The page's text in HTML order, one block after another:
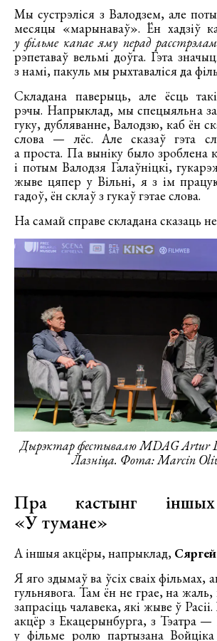
Мы сустрэліся з Валодзем, але
месяцы «марынаваў». Ён хадзіў
у фільме капае яму перад
рэпетаваў вельмі доўга. Гэта
з намі, пакуль мы рыхтаваліся да
Складана паверыць, але ёсць
рэчы. Напрыклад, мы спецыяльна
гуку, дубляванне, Валодзю, каб ён
слова — лёс. Але сказаў гэта
а проста. Па выніку было зроблена
і потым Валодзя Галаўніцкі,
жыве цяпер у Вільні, я з ім
гадоў, ён склаў з гукаў гэтае слова.
На самай справе складана сказаць
Дырэктар фестывалю MDAG Artur
Лазніца. Фота: Marcin
Пра кастынг
«У тумане»
А іншыя акцёры, напрыклад,
Я яго здымаў ва ўсіх сваіх фільмах,
гульнявога. Там ён не грае, на жаль,
запрасіць чалавека, які жыве ў
акцёр з Екацерынбурга, з Тэатра
у фільме ролю партызана